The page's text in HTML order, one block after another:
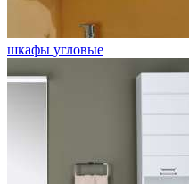
шкафы угловые